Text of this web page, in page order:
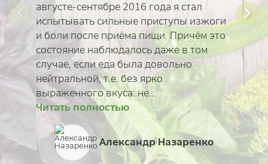
августе-сентябре 2016 года я стал
испытывать сильные приступы изжоги
и боли после приёма пищи. Причём это
состояние наблюдалось даже в том
случае, если еда была довольно
нейтральной, т.е. без ярко
выраженного вкуса: не...
Читать полностью
Александр Назаренко
Читать полностью
Айша Ситдикова
Читать полностью
Виктория
Читать полностью
Илья Белов
Читать полностью
Борис Рожнов
Читать полностью
Иван Новиков
Читать полностью
Ирина
Читать полностью
Михаил Дмитриев